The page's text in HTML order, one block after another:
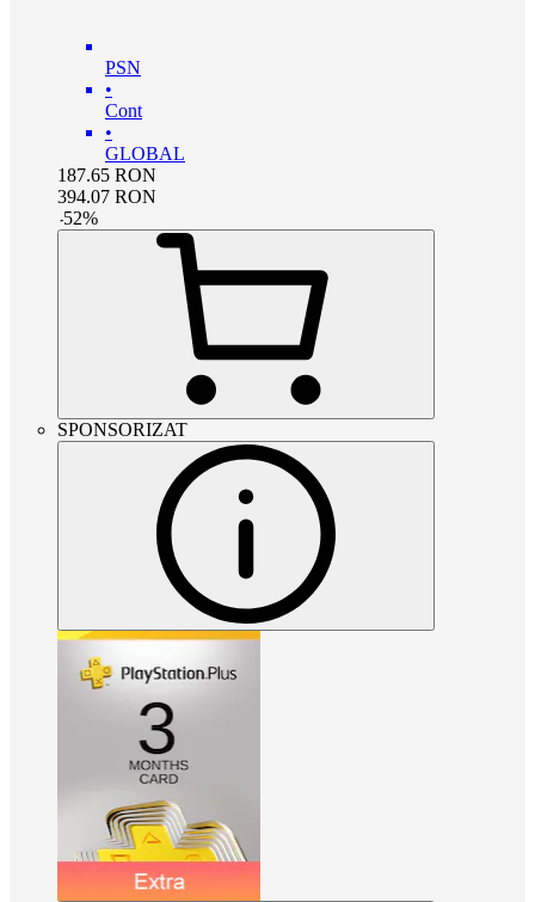
PSN
•
Cont
•
GLOBAL
187.65 RON
394.07 RON
-52%
SPONSORIZAT